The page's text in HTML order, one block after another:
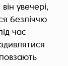
увечері,
безліччю
час